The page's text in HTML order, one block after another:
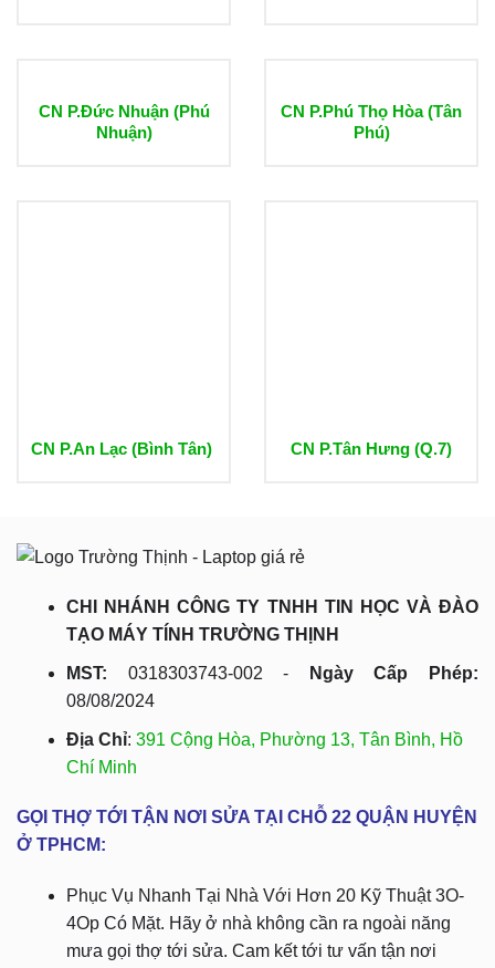
CN P.Đức Nhuận (Phú
Nhuận)
CN P.Phú Thọ Hòa (Tân
Phú)
CN P.An Lạc (Bình Tân) CN P.Tân Hưng (Q.7)
CHI NHÁNH CÔNG TY TNHH TIN HỌC VÀ ĐÀO
TẠO MÁY TÍNH TRƯỜNG THỊNH
MST: 0318303743-002 -
Ngày Cấp Phép:
08/08/2024
Địa Chỉ: 391 Cộng Hòa, Phường 13, Tân Bình, Hồ
Chí Minh
GỌI THỢ TỚI TẬN NƠI SỬA TẠI CHỖ 22 QUẬN HUYỆN
Ở TPHCM:
Phục Vụ Nhanh Tại Nhà Với Hơn 20 Kỹ Thuật 3O-
4Op Có Mặt. Hãy ở nhà không cần ra ngoài năng
mưa gọi thợ tới sửa. Cam kết tới tư vấn tận nơi